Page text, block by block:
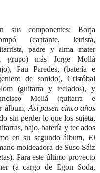
sus componentes: Borja
(cantante, letrista,
padre y alma mater
grupo) másJorge Mollá
Pau Paredes, (batería e
de sonido), Cristóbal
(guitarra y teclados), y
Mollá (guitarra e
álbum,Así pasen cinco años
sin perder lo que los sujeta,
bajo, batería y teclados
en su segundo álbum, El
moldeadora de Suso Sáiz
Para este último proyecto
(a cargo de Egon Soda,